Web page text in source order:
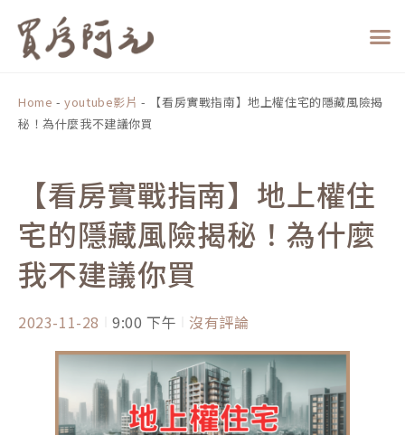
Home -youtube影片 -
【看房實戰指南】地上權住宅的隱藏風險揭
秘！為什麼我不建議你買
【看房實戰指南】地上權住
宅的隱藏風險揭秘！為什麼
我不建議你買
2023-11-28 9:00 下午 沒有評論